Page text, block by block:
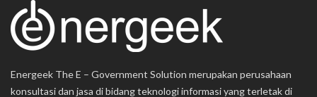
Energeek The E – Government Solution merupakan perusahaan
konsultasi dan jasa di bidang teknologi informasi yang terletak di